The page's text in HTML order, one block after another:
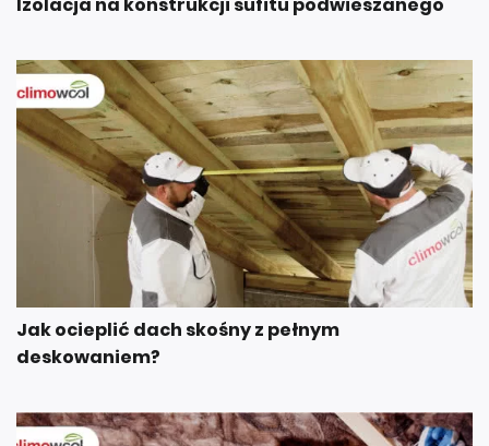
Jak ocieplić dach skośny z pełnym
deskowaniem?